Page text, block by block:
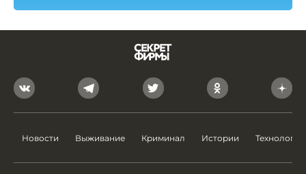
Новости Выживание Криминал Истории Технологии